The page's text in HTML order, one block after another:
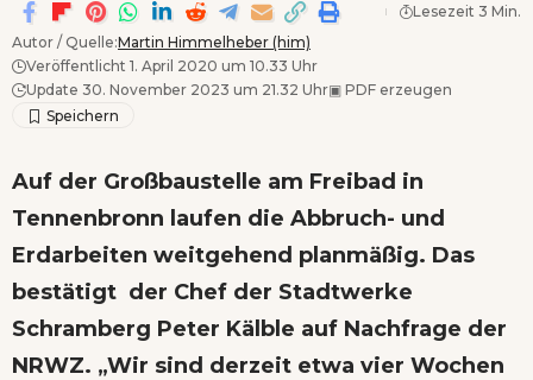
Autor / Quelle:Martin Himmelheber (him)
Veröffentlicht 1. April 2020 um 10.33 Uhr
Update 30. November 2023 um 21.32 Uhr▣ PDF erzeugen
Lesezeit 3 Min.
Auf der Großbaustelle am Freibad in
Tennenbronn laufen die Abbruch- und
Erdarbeiten weitgehend planmäßig. Das
bestätigt der Chef der Stadtwerke
Schramberg Peter Kälble auf Nachfrage der
NRWZ. „Wir sind derzeit etwa vier Wochen